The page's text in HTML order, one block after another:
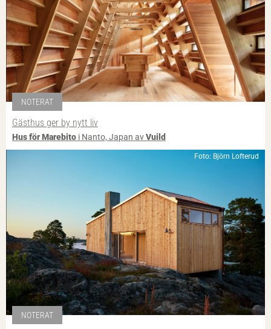
NOTERAT
Gästhus ger by nytt liv
Hus för Marebito i Nanto, Japan avVuild
Foto: Björn Lofterud
NOTERAT